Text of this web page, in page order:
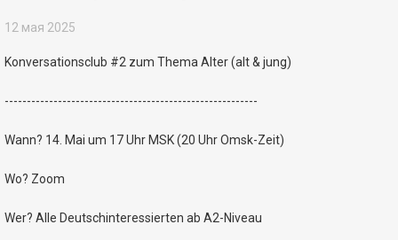
12 мая 2025
Konversationsclub #2 zum Thema Alter (alt & jung)
---------------------------------------------------------
Wann? 14. Mai um 17 Uhr MSK (20 Uhr Omsk-Zeit)
Wo? Zoom
Wer? Alle Deutschinteressierten ab A2-Niveau